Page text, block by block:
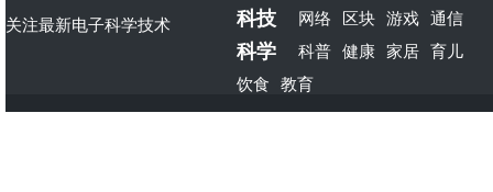
关注最新电子科学技术 科技 网络 区块 游戏 通信
科学 科普 健康 家居 育儿
饮食 教育